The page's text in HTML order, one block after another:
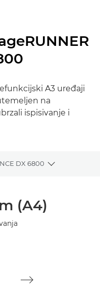
A3 uređaji
na
ispisivanje i
DX 6800
Toggle
(A4)